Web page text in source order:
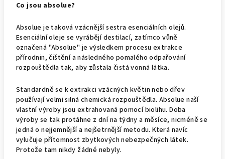
Co jsou absolue?
Absolue je taková vzácnější sestra esenciálních olejů.
Esenciální oleje se vyrábějí destilací, zatímco vůně
označená "Absolue" je výsledkem procesu extrakce
přírodnin, čištění a následného pomalého odpařování
rozpouštědla tak, aby zůstala čistá vonná látka.
Standardně se k extrakci vzácných květin nebo dřev
používají velmi silná chemická rozpouštědla. Absolue naší
vlastní výroby jsou extrahovaná pomocí biolihu. Doba
výroby se tak protáhne z dní na týdny a měsíce, nicméně se
jedná o nejjemnější a nejšetrnější metodu. Která navíc
vylučuje přítomnost zbytkových nebezpečných látek.
Protože tam nikdy žádné nebyly.